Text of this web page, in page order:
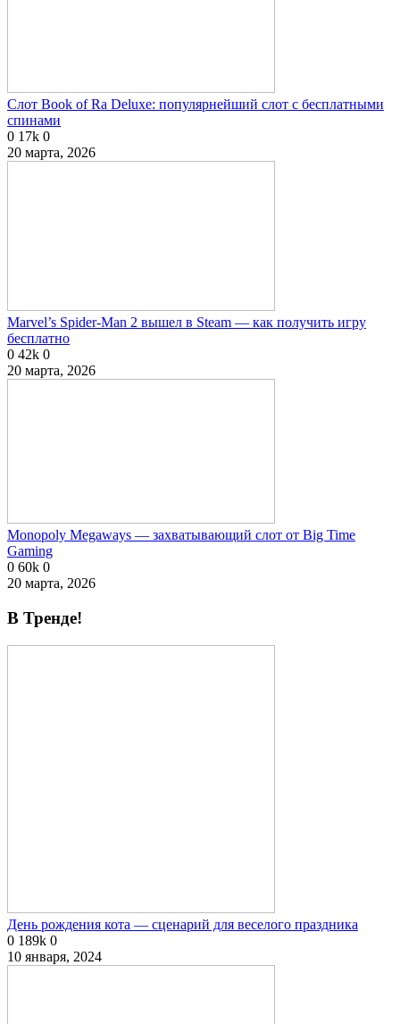
Слот Book of Ra Deluxe: популярнейший слот с бесплатными
спинами
0 17k 0
20 марта, 2026
Marvel’s Spider-Man 2 вышел в Steam — как получить игру
бесплатно
0 42k 0
20 марта, 2026
Monopoly Megaways — захватывающий слот от Big Time
Gaming
0 60k 0
20 марта, 2026
В Тренде!
День рождения кота — сценарий для веселого праздника
0 189k 0
10 января, 2024